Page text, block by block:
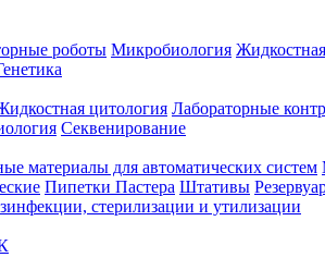
роботы Микробиология
цитология Лабораторные
Секвенирование
материалы для автоматических систем
Пипетки Пастера Штативы
стерилизации и утилизации